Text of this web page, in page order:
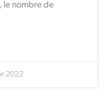
le nombre de
2022